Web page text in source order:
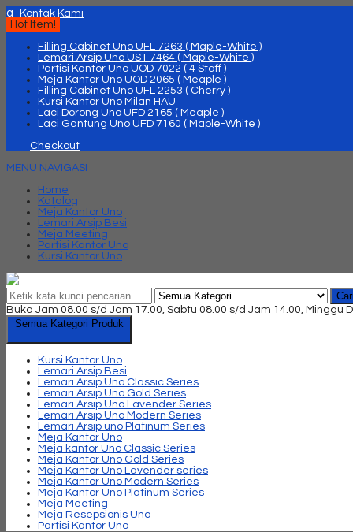
q
Kontak Kami
Hot Item!
Filling Cabinet Uno UFL 7263 ( Maple-White )
Lemari Arsip Uno UST 7464 ( Maple-White )
Partisi Kantor Uno UOD 7022 ( 4 Staff )
Meja Kantor Uno UOD 2065 ( Meaple )
Filling Cabinet Uno UFL 2253 ( Cherry )
Kursi Kantor Uno Milan HAU
Laci Dorong Uno UFD 2165 ( Meaple )
Laci Gantung Uno UFD 7160 ( Maple-White )
Checkout
MENU NAVIGASI
Home
Katalog
Meja Kantor Uno
Lemari Arsip Besi
Meja Meeting
Partisi Kantor Uno
Kursi Kantor Uno
Cari
Buka Jam 08.00 s/d Jam 17.00, Sabtu 08.00 s/d Jam 14.00, Minggu
Semua Kategori Produk
Kursi Kantor Uno
Lemari Arsip Besi
Lemari Arsip Uno Classic Series
Lemari Arsip Uno Gold Series
Lemari Arsip Uno Lavender Series
Lemari Arsip Uno Modern Series
Lemari Arsip uno Platinum Series
Meja Kantor Uno
Meja kantor Uno Classic Series
Meja Kantor Uno Gold Series
Meja Kantor Uno Lavender series
Meja Kantor Uno Modern Series
Meja Kantor Uno Platinum Series
Meja Meeting
Meja Resepsionis Uno
Partisi Kantor Uno